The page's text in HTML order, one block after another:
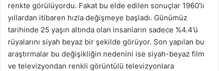
renkte görülüyordu. Fakat bu elde edilen sonuçlar 1960’lı
yıllardan itibaren hızla değişmeye başladı. Günümüz
tarihinde 25 yaşın altında olan insanların sadece %4.4’ü
rüyalarını siyah beyaz bir şekilde görüyor. Son yapılan bu
araştırmalar bu değişikliğin nedenini ise siyah-beyaz film
ve televizyondan renkli görüntülü televizyonlara